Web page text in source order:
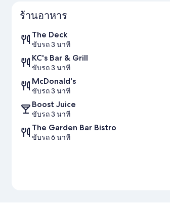
ร้านอาหาร
The Deck
ขับรถ 3 นาที
KC's Bar & Grill
ขับรถ 3 นาที
McDonald's
ขับรถ 3 นาที
Boost Juice
ขับรถ 3 นาที
The Garden Bar Bistro
ขับรถ 6 นาที